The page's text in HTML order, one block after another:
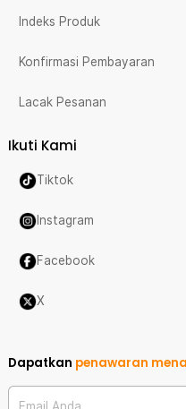
Indeks Produk
Konfirmasi Pembayaran
Lacak Pesanan
Ikuti Kami
Tiktok
Instagram
Facebook
X
Dapatkan penawaran
Email Anda